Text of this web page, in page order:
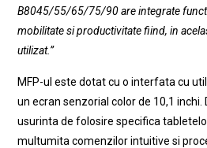
B8045/55/65/75/90 are integrate
mobilitate si productivitate fiind, in
utilizat.”
MFP-ul este dotat cu o interfata cu
un ecran senzorial color de 10,1
usurinta de folosire specifica
multumita comenzilor intuitive si